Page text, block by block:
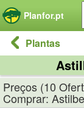
Planfor.pt
Plantas
Preços (10
Comprar:
Painel de